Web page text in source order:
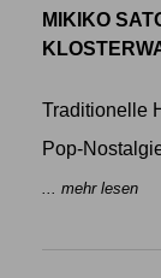
MIKIKO
Traditionelle
Pop-
... mehr lesen